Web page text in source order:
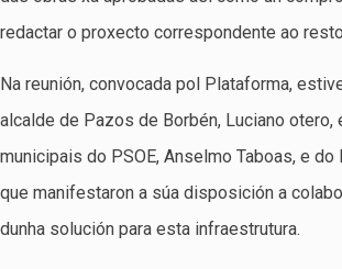
redactar o proxecto correspondente ao
Na reunión, convocada pol Plataforma,
alcalde de Pazos de Borbén, Luciano otero,
municipais do PSOE, Anselmo Taboas, e do
que manifestaron a súa disposición a
dunha solución para esta infraestrutura.